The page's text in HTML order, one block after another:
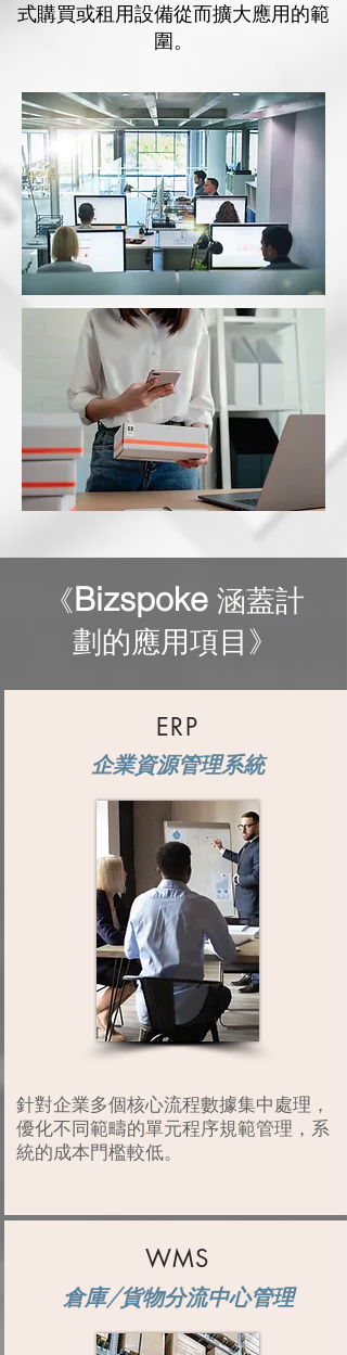
式購買或租用設備從而擴大應用的範
圍。
《Bizspoke 涵蓋計
劃的應用項目》
ERP
企業資源管理系統
針對企業多個核心流程數據集中處理，
優化不同範疇的單元程序規範管理，系
統的成本門檻較低。
WMS
倉庫/貨物分流中心管理